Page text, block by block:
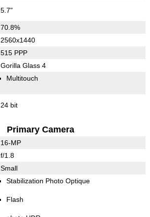
5.7"
70.8%
2560x1440
515 PPP
Gorilla Glass 4
Multitouch
24 bit
Primary Camera
16-MP
f/1.8
Small
Stabilization Photo Optique
Flash